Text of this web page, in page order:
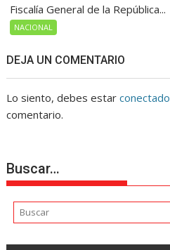
Fiscalía General de la República...
NACIONAL
DEJA UN COMENTARIO
Lo siento, debes estarconectado
comentario.
Buscar…